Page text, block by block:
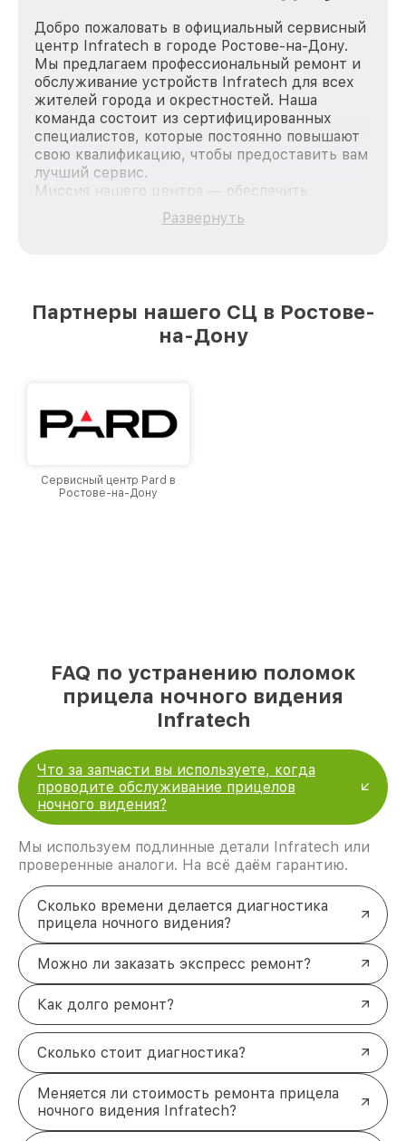
Добро пожаловать в официальный сервисный
центр Infratech в городе Ростове-на-Дону.
Мы предлагаем профессиональный ремонт и
обслуживание устройств Infratech для всех
жителей города и окрестностей. Наша
команда состоит из сертифицированных
специалистов, которые постоянно повышают
свою квалификацию, чтобы предоставить вам
лучший сервис.
Миссия нашего центра — обеспечить
качественный и доступный ремонт для
каждого пользователя продукции Infratech,
лучшим сервисным центром Infratech в
городе Ростове-на-Дону, постоянно повышая
Развернуть
Партнеры нашего СЦ в Ростове-
на-Дону
Сервисный центр Pard в
Ростове-на-Дону
FAQ по устранению поломок
прицела ночного видения
Infratech
Что за запчасти вы используете, когда
проводите обслуживание прицелов
ночного видения?
Мы используем подлинные детали Infratech или
проверенные аналоги. На всё даём гарантию.
Сколько времени делается диагностика
прицела ночного видения?
Можно ли заказать экспресс ремонт?
Как долго ремонт?
Сколько стоит диагностика?
Меняется ли стоимость ремонта прицела
ночного видения Infratech?